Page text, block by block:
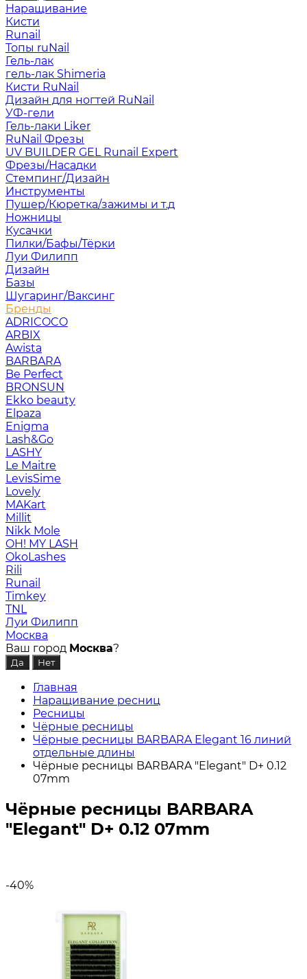
Наращивание
Кисти
Runail
Топы ruNail
Гель-лак
гель-лак Shimeria
Кисти RuNail
Дизайн для ногтей RuNail
УФ-гели
Гель-лаки Liker
RuNail Фрезы
UV BUILDER GEL Runail Expert
Фрезы/Насадки
Стемпинг/Дизайн
Инструменты
Пушер/Кюретка/зажимы и т.д
Ножницы
Кусачки
Пилки/Бафы/Тёрки
Луи Филипп
Дизайн
Базы
Шугаринг/Ваксинг
Бренды
ADRICOCO
ARBIX
Awista
BARBARA
Be Perfect
BRONSUN
Ekko beauty
Elpaza
Enigma
Lash&Go
LASHY
Le Maitre
LevisSime
Lovely
MAKart
Millit
Nikk Mole
OH! MY LASH
OkoLashes
Rili
Runail
Timkey
TNL
Луи Филипп
Москва
Ваш город Москва?
Главная
Наращивание ресниц
Ресницы
Чёрные ресницы
Чёрные ресницы BARBARA Elegant 16 линий
отдельные длины
Чёрные ресницы BARBARA "Elegant" D+ 0.12
07mm
Чёрные ресницы BARBARA
"Elegant" D+ 0.12 07mm
-40%